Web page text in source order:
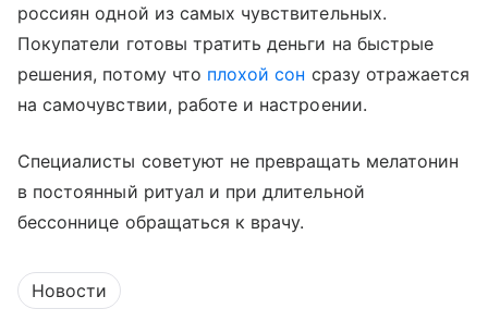
россиян одной из самых чувствительных.
Покупатели готовы тратить деньги на быстрые
решения, потому что плохой сон сразу отражается
на самочувствии, работе и настроении.
Специалисты советуют не превращать мелатонин
в постоянный ритуал и при длительной
бессоннице обращаться к врачу.
Новости